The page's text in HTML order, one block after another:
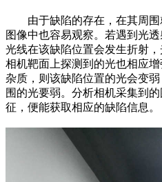
由于缺陷的存在，在其周围
图像中也容易观察。若遇到光
光线在该缺陷位置会发生折射
相机靶面上探测到的光也相应
杂质，则该缺陷位置的光会变
围的光要弱。分析相机采集到
征，便能获取相应的缺陷信息。